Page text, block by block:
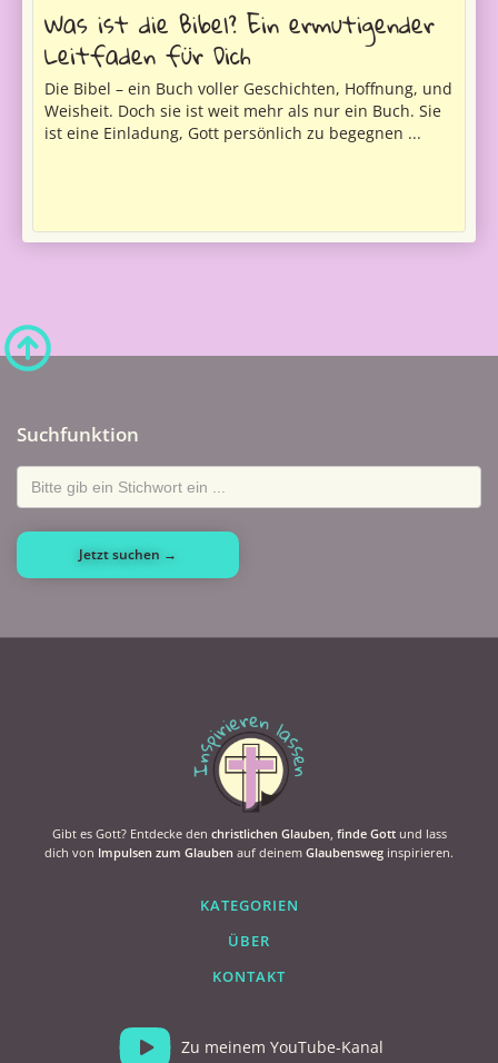
Was ist die Bibel? Ein ermutigender
Leitfaden für Dich
Die Bibel – ein Buch voller Geschichten, Hoffnung, und
Weisheit. Doch sie ist weit mehr als nur ein Buch. Sie
ist eine Einladung, Gott persönlich zu begegnen ...
Suchfunktion
Gibt es Gott? Entdecke den christlichen Glauben finde Gottund lass
dich von Impulsen zum Glauben auf deinem Glaubensweg inspirieren.
KATEGORIEN
ÜBER
KONTAKT
Zu meinem YouTube-Kanal